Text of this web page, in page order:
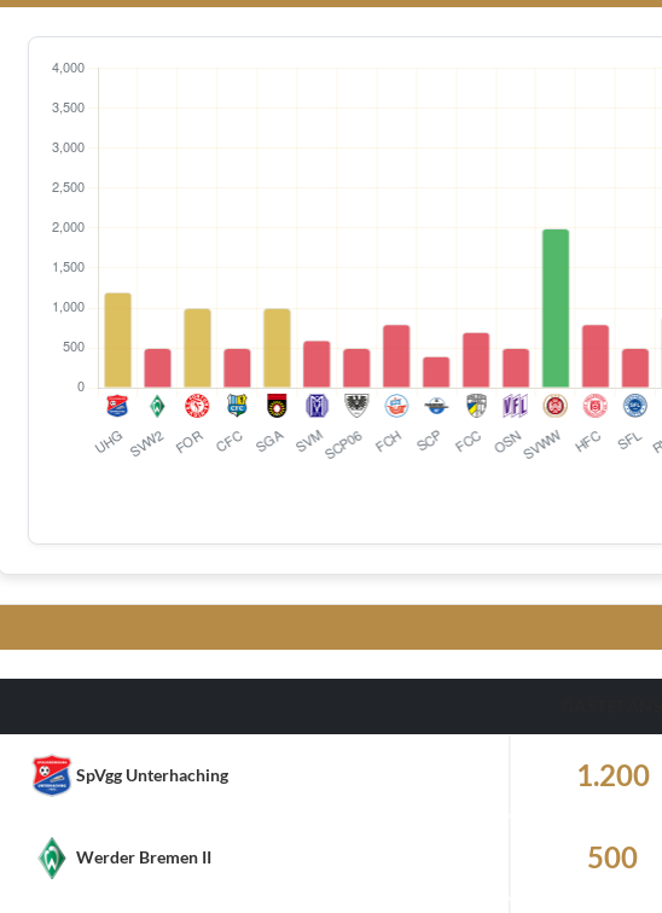
SpVgg Unterhaching 1.200
Werder Bremen II 500